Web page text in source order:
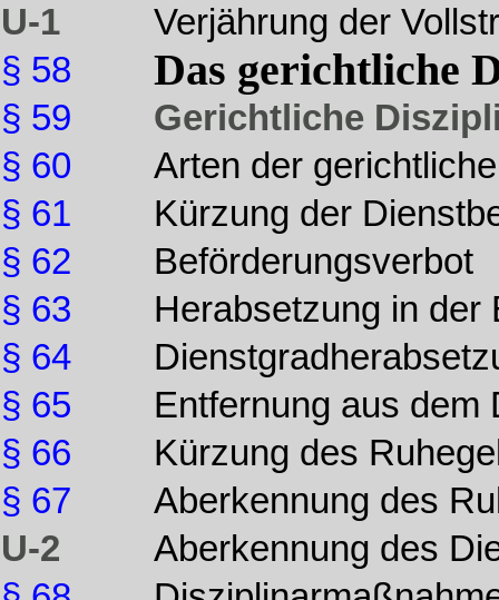
U-1
§ 58
§ 59
§ 60
§ 61
§ 62
§ 63
§ 64
§ 65
§ 66
§ 67
U-2
Verjährung der
Das gerichtliche
Gerichtliche
Arten der
Kürzung der
Beförderungsverbot
Herabsetzung in der
Entfernung aus dem
Kürzung des
Aberkennung des
Aberkennung des